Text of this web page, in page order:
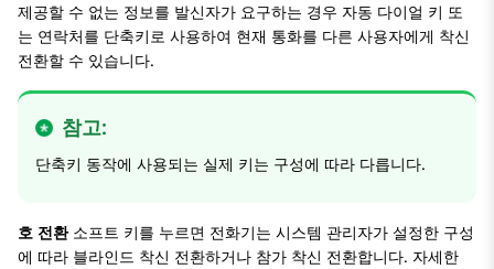
제공할 수 없는 정보를 발신자가 요구하는 경우 자동 다이얼 키 또
는 연락처를 단축키로 사용하여 현재 통화를 다른 사용자에게 착신
전환할 수 있습니다.
참고:
단축키 동작에 사용되는 실제 키는 구성에 따라 다릅니다.
호 전환소프트 키를 누르면 전화기는 시스템 관리자가 설정한 구성
에 따라 블라인드 착신 전환하거나 참가 착신 전환합니다. 자세한